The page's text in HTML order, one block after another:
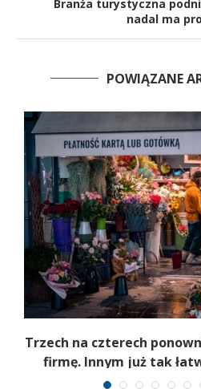
Branża turystyczna
nadal ma
POWIĄZANE
Trzech na czterech
firmę. Innym już tak